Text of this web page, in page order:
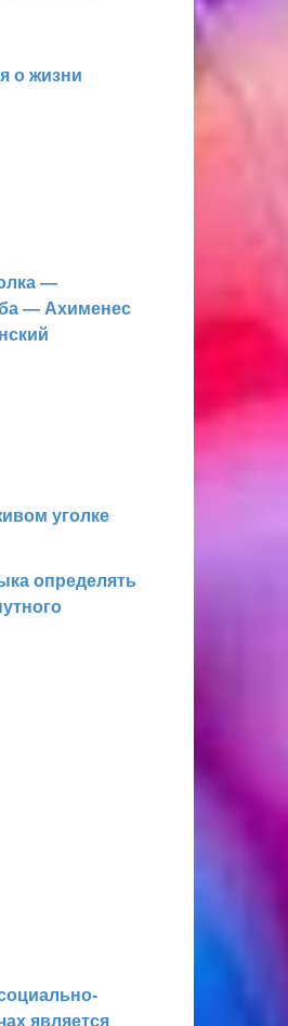
о жизни
—
— Ахименес
уголке
определять
является